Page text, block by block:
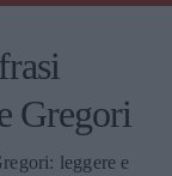
Gregori
leggere e